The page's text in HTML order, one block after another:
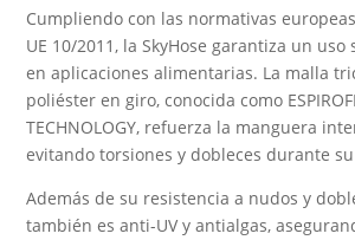
Cumpliendo con las normativas
UE 10/2011, la SkyHose garantiza un
en aplicaciones alimentarias. La malla
poliéster en giro, conocida como
TECHNOLOGY, refuerza la manguera
evitando torsiones y dobleces durante
Además de su resistencia a nudos y
también es anti-UV y antialgas,